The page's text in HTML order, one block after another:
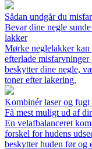
Sådan undgår du
Bevar dine negle
lakker
Mørke neglelakker
efterlade
beskytter dine negle,
toner efter lakering.
Kombinér laser og fugt
Få mest muligt ud af
En velafbalanceret
forskel for hudens
beskytter huden før og